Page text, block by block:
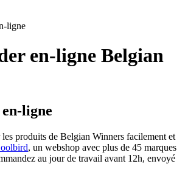
ligne
en-ligne Belgian
ligne
produits de Belgian Winners facilement et
, un webshop avec plus de 45 marques
au jour de travail avant 12h, envoyé